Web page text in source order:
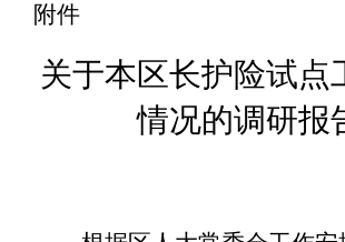
附件
关于本区长护险试点
情况的调研报